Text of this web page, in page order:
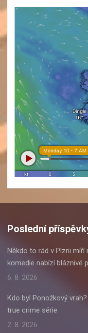
Poslední
Někdo to rád v Plzni míří
komedie nabízí bláznivé
6. 8. 2026
Kdo byl Ponožkový
true crime série
2. 8. 2026